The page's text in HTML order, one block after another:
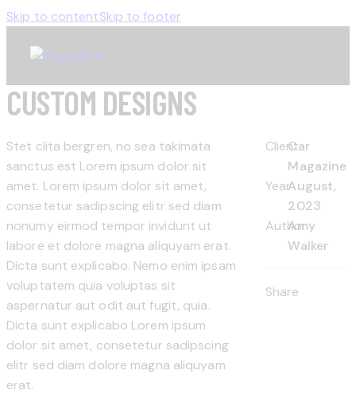
Skip to contentSkip to footer
CUSTOM DESIGNS
Stet clita bergren, no sea takimata
sanctus est Lorem ipsum dolor sit
amet. Lorem ipsum dolor sit amet,
consetetur sadipscing elitr sed diam
nonumy eirmod tempor invidunt ut
labore et dolore magna aliquyam erat.
Dicta sunt explicabo. Nemo enim ipsam
voluptatem quia voluptas sit
aspernatur aut odit aut fugit, quia.
Dicta sunt explicabo Lorem ipsum
dolor sit amet, consetetur sadipscing
elitr sed diam dolore magna aliquyam
erat.
ClientCar
Magazine
YearAugust,
2023
Author
Amy
Walker
Share